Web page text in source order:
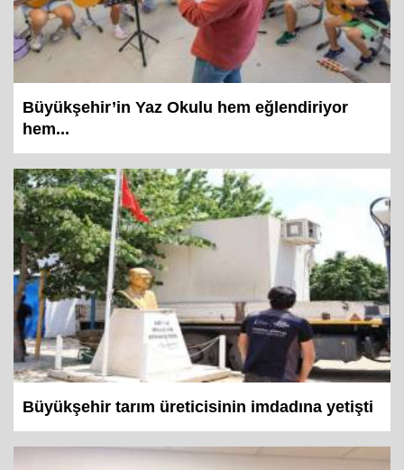
Büyükşehir’in Yaz Okulu hem eğlendiriyor
hem...
Büyükşehir tarım üreticisinin imdadına yetişti